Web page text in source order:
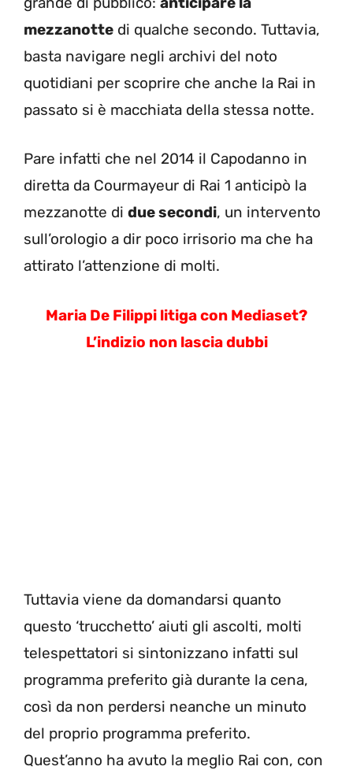
mezzanotte di qualche secondo. Tuttavia,
basta navigare negli archivi del noto
quotidiani per scoprire che anche la Rai in
passato si è macchiata della stessa notte.
Pare infatti che nel 2014 il Capodanno in
diretta da Courmayeur di Rai 1 anticipò la
mezzanotte di due secondi, un intervento
sull’orologio a dir poco irrisorio ma che ha
attirato l’attenzione di molti.
Maria De Filippi litiga con Mediaset?
L’indizio non lascia dubbi
Tuttavia viene da domandarsi quanto
questo ‘trucchetto’ aiuti gli ascolti, molti
telespettatori si sintonizzano infatti sul
programma preferito già durante la cena,
così da non perdersi neanche un minuto
del proprio programma preferito.
Quest’anno ha avuto la meglio Rai con, con